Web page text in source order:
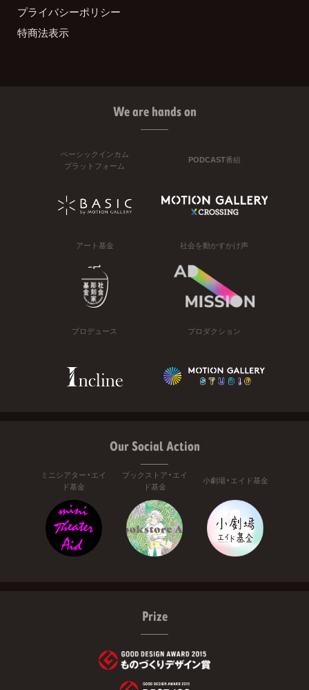
プライバシーポリシー
特商法表示
We are hands on
ベーシックインカム
プラットフォーム
PODCAST番組
アート基金 社会を動かすかけ声
プロデュース プロダクション
Our Social Action
ミニシアター・エイ
ド基金
ブックストア・エイ
ド基金
小劇場・エイド基金
Prize